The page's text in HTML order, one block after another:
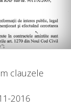
clauzele
2016